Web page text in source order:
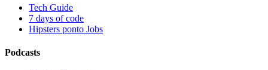
Tech Guide
7 days of code
Hipsters ponto Jobs
Podcasts